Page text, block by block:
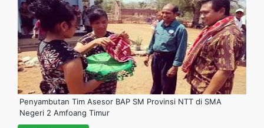
Penyambutan Tim Asesor BAP SM Provinsi NTT di SMA
Negeri 2 Amfoang Timur